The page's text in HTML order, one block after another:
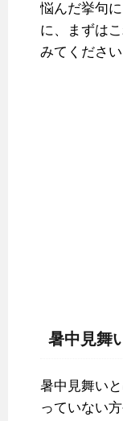
悩んだ挙句
に、まずは
みてください
暑中見舞
暑中見舞い
っていない